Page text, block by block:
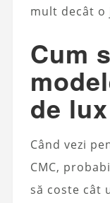
mult decât o
Cum
de
Când vezi
CMC,
să coste cât